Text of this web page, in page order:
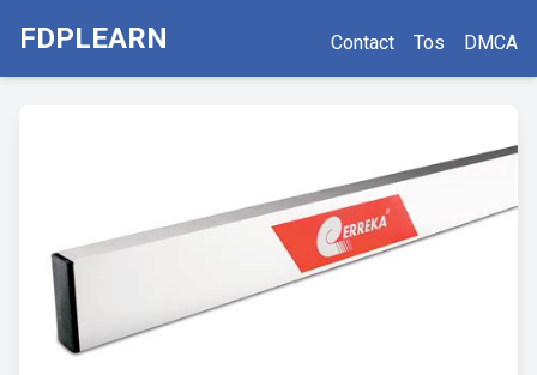
FDPLEARN Contact Tos DMCA